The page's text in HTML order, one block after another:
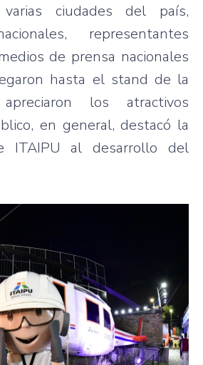
ciudades del país,
representantes
de prensa nacionales
hasta el stand de la
los atractivos
en general, destacó la
ITAIPU al desarrollo del